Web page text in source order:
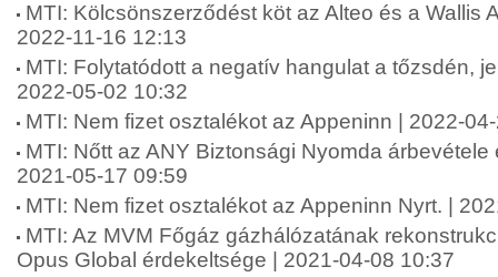
MTI: Kölcsönszerződést köt az Alteo és a Wallis
2022-11-16 12:13
MTI: Folytatódott a negatív hangulat a tőzsdén,
2022-05-02 10:32
MTI: Nem fizet osztalékot az Appeninn | 2022-
MTI: Nőtt az ANY Biztonsági Nyomda
2021-05-17 09:59
MTI: Nem fizet osztalékot az Appeninn Nyrt. |
MTI: Az MVM Főgáz gázhálózatának
Opus Global érdekeltsége | 2021-04-08 10:37